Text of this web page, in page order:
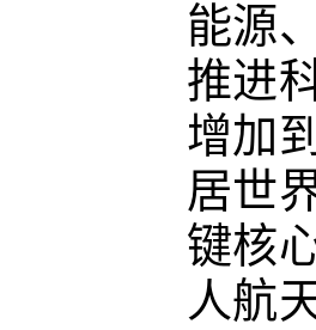
能源
推进
增加
居世
键核
人航